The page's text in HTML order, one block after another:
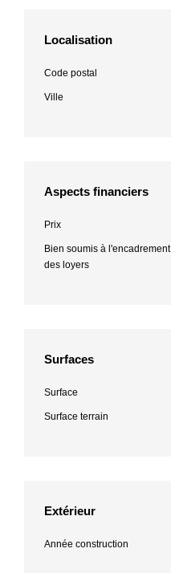
Localisation
Code postal
Ville
Aspects financiers
Prix
Bien soumis à l'encadrement
des loyers
Surfaces
Surface
Surface terrain
Extérieur
Année construction